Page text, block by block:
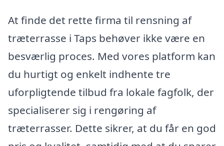
At finde det rette firma til rensning af
træterrasse i Taps behøver ikke være en
besværlig proces. Med vores platform kan
du hurtigt og enkelt indhente tre
uforpligtende tilbud fra lokale fagfolk, der
specialiserer sig i rengøring af
træterrasser. Dette sikrer, at du får en god